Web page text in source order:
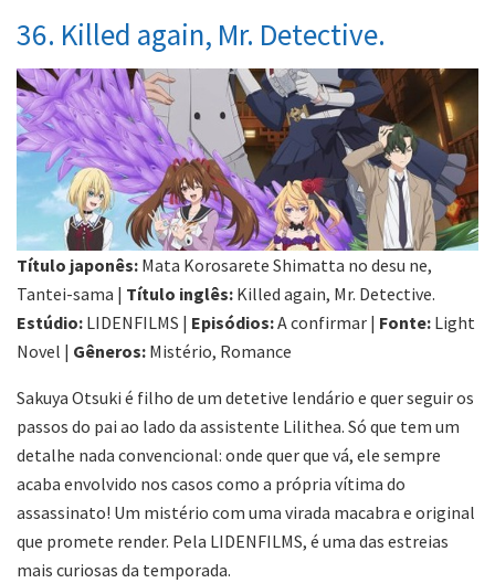
36. Killed again, Mr. Detective.
Título japonês: Mata Korosarete Shimatta no desu ne,
Tantei-sama | Título inglês: Killed again, Mr. Detective.
Estúdio: LIDENFILMS | Episódios:A confirmar | Fonte: Light
Novel | Gêneros: Mistério, Romance
Sakuya Otsuki é filho de um detetive lendário e quer seguir os
passos do pai ao lado da assistente Lilithea. Só que tem um
detalhe nada convencional: onde quer que vá, ele sempre
acaba envolvido nos casos como a própria vítima do
assassinato! Um mistério com uma virada macabra e original
que promete render. Pela LIDENFILMS, é uma das estreias
mais curiosas da temporada.